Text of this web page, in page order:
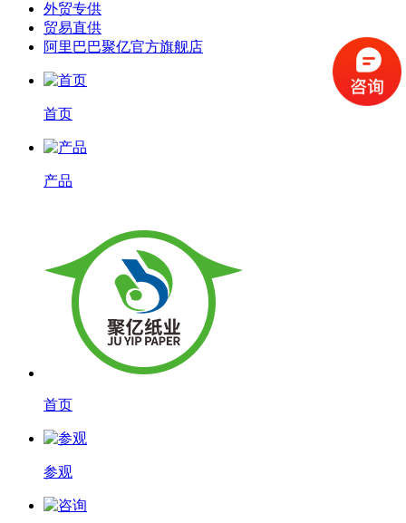
外贸专供
贸易直供
阿里巴巴聚亿官方旗舰店
首页
产品
首页
参观